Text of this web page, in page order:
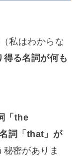
私はわからな
得る名詞が何も
「the
詞「that」が
密がありま